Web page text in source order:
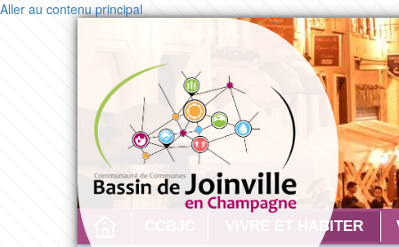
Aller au contenu principal
VIVRE ET HABITER